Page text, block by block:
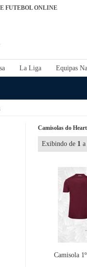
FUTEBOL ONLINE
La Liga Equipas
Camisolas do
Exibindo de 1 a
Camisola